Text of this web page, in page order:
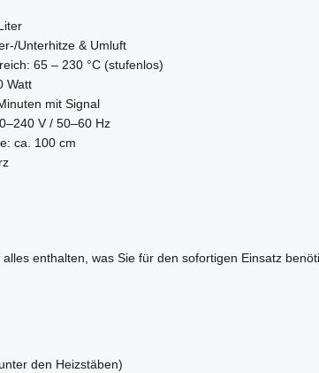
Unterhitze & Umluft
65 – 230 °C (stufenlos)
Watt
mit Signal
V / 50–60 Hz
ca. 100 cm
enthalten, was Sie für den sofortigen Einsatz
den Heizstäben)